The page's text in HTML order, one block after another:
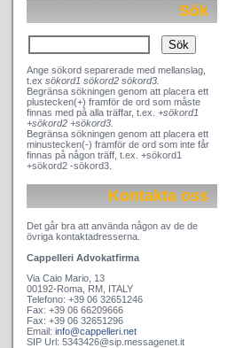
Sök
Ange sökord separerade med mellanslag,
t.ex sökord1 sökord2 sökord3.
Begränsa sökningen genom att placera ett
plustecken(+) framför de ord som måste
finnas med på alla träffar, t.ex. +sökord1
+sökord2 +sökord3.
Begränsa sökningen genom att placera ett
minustecken(-) framför de ord som inte får
finnas på någon träff, t.ex. +sökord1
+sökord2 -sökord3.
Kontakta oss
Det går bra att använda någon av de de
övriga kontaktadresserna.
Cappelleri Advokatfirma
Via Caio Mario, 13
00192-Roma, RM, ITALY
Telefono: +39 06 32651246
Fax: +39 06 66209666
Fax: +39 06 32651296
Email: info@cappelleri.net
SIP Url: 5343426@sip.messagenet.it